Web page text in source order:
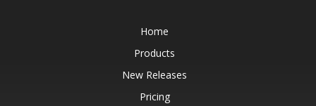
Home
Products
New Releases
Pricing